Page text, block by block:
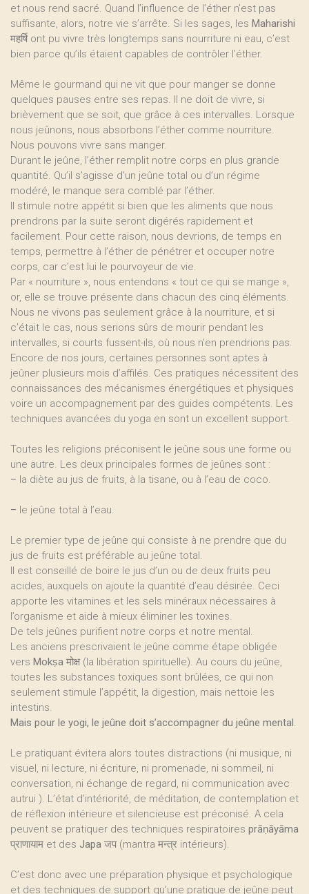
et nous rend sacré. Quand l’influence de l’éther n’est pas
suffisante, alors, notre vie s’arrête. Si les sages, les Maharishi
महर्षि ont pu vivre très longtemps sans nourriture ni eau, c’est
bien parce qu’ils étaient capables de contrôler l’éther.
Même le gourmand qui ne vit que pour manger se donne
quelques pauses entre ses repas. Il ne doit de vivre, si
brièvement que se soit, que grâce à ces intervalles. Lorsque
nous jeûnons, nous absorbons l’éther comme nourriture.
Nous pouvons vivre sans manger.
Durant le jeûne, l’éther remplit notre corps en plus grande
quantité. Qu’il s’agisse d’un jeûne total ou d’un régime
modéré, le manque sera comblé par l’éther.
Il stimule notre appétit si bien que les aliments que nous
prendrons par la suite seront digérés rapidement et
facilement. Pour cette raison, nous devrions, de temps en
temps, permettre à l’éther de pénétrer et occuper notre
corps, car c’est lui le pourvoyeur de vie.
Par « nourriture », nous entendons « tout ce qui se mange »,
or, elle se trouve présente dans chacun des cinq éléments.
Nous ne vivons pas seulement grâce à la nourriture, et si
c’était le cas, nous serions sûrs de mourir pendant les
intervalles, si courts fussent-ils, où nous n’en prendrions pas.
Encore de nos jours, certaines personnes sont aptes à
jeûner plusieurs mois d’affilés. Ces pratiques nécessitent des
connaissances des mécanismes énergétiques et physiques
voire un accompagnement par des guides compétents. Les
techniques avancées du yoga en sont un excellent support.
Toutes les religions préconisent le jeûne sous une forme ou
une autre. Les deux principales formes de jeûnes sont :
– la diète au jus de fruits, à la tisane, ou à l’eau de coco.
– le jeûne total à l’eau.
Le premier type de jeûne qui consiste à ne prendre que du
jus de fruits est préférable au jeûne total.
Il est conseillé de boire le jus d’un ou de deux fruits peu
acides, auxquels on ajoute la quantité d’eau désirée. Ceci
apporte les vitamines et les sels minéraux nécessaires à
l’organisme et aide à mieux éliminer les toxines.
De tels jeûnes purifient notre corps et notre mental.
Les anciens prescrivaient le jeûne comme étape obligée
vers Mokṣa मोक्ष (la libération spirituelle). Au cours du jeûne,
toutes les substances toxiques sont brûlées, ce qui non
seulement stimule l’appétit, la digestion, mais nettoie les
intestins.
Mais pour le yogi, le jeûne doit s’accompagner du jeûne mental.
Le pratiquant évitera alors toutes distractions (ni musique, ni
visuel, ni lecture, ni écriture, ni promenade, ni sommeil, ni
conversation, ni échange de regard, ni communication avec
autrui ). L’état d’intériorité, de méditation, de contemplation et
de réflexion intérieure et silencieuse est préconisé. A cela
peuvent se pratiquer des techniques respiratoires prāṇāyāma
प्राणायाम et des Japa जप (mantra मन्त्र intérieurs).
C’est donc avec une préparation physique et psychologique
et des techniques de support qu’une pratique de jeûne peut